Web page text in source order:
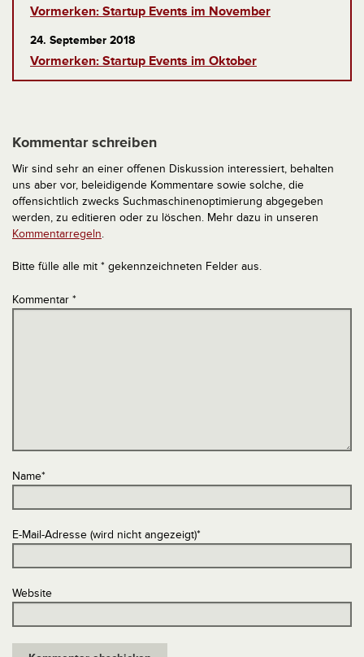
Vormerken: Startup Events im November
24. September 2018
Vormerken: Startup Events im Oktober
Kommentar schreiben
Wir sind sehr an einer offenen Diskussion interessiert, behalten
uns aber vor, beleidigende Kommentare sowie solche, die
offensichtlich zwecks Suchmaschinenoptimierung abgegeben
werden, zu editieren oder zu löschen. Mehr dazu in unseren
Kommentarregeln.
Bitte fülle alle mit * gekennzeichneten Felder aus.
Kommentar *
Name*
E-Mail-Adresse (wird nicht angezeigt)*
Website